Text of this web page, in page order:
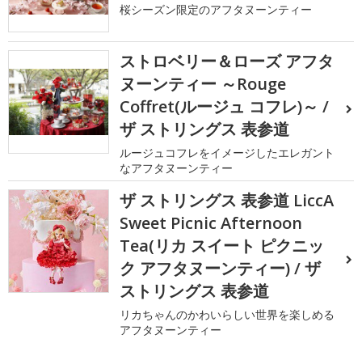
桜シーズン限定のアフタヌーンティー
ストロベリー＆ローズ アフタ
ヌーンティー ～Rouge
Coffret(ルージュ コフレ)～ /
ザ ストリングス 表参道
ルージュコフレをイメージしたエレガント
なアフタヌーンティー
ザ ストリングス 表参道 LiccA
Sweet Picnic Afternoon
Tea(リカ スイート ピクニッ
ク アフタヌーンティー) / ザ
ストリングス 表参道
リカちゃんのかわいらしい世界を楽しめる
アフタヌーンティー